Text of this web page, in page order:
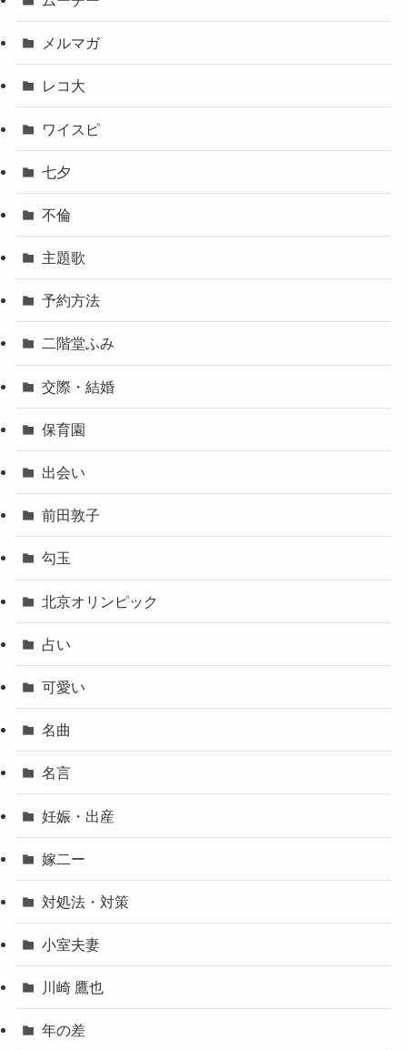
メルマガ
レコ大
ワイスピ
七夕
不倫
主題歌
予約方法
二階堂ふみ
交際・結婚
保育園
出会い
前田敦子
勾玉
北京オリンピック
占い
可愛い
名曲
名言
妊娠・出産
嫁二ー
対処法・対策
小室夫妻
川崎 鷹也
年の差